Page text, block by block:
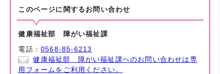
このページに関する お問い合わせ
健康福祉部 障がい福祉課
電話：0568-85-6213
健康福祉部 障がい福祉課へのお問い合わせは専
用フォームをご利用ください。